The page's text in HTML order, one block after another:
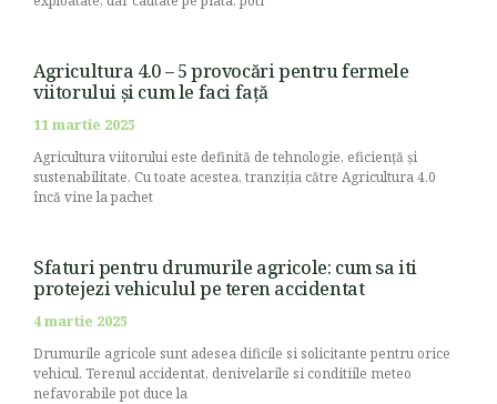
Agricultura 4.0 – 5 provocări pentru fermele
viitorului și cum le faci față
11 martie 2025
Agricultura viitorului este definită de tehnologie, eficiență și
sustenabilitate. Cu toate acestea, tranziția către Agricultura 4.0
încă vine la pachet
Sfaturi pentru drumurile agricole: cum sa iti
protejezi vehiculul pe teren accidentat
4 martie 2025
Drumurile agricole sunt adesea dificile si solicitante pentru orice
vehicul. Terenul accidentat, denivelarile si conditiile meteo
nefavorabile pot duce la